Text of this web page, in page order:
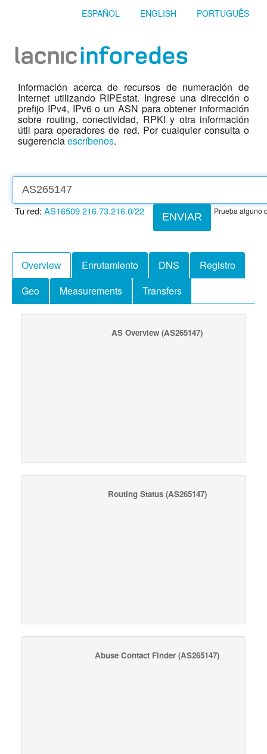
ESPAÑOL ENGLISH PORTUGUÊS
Información acerca de recursos de numeración de
Internet utilizando RIPEstat. Ingrese una dirección o
prefijo IPv4, IPv6 o un ASN para obtener información
sobre routing, conectividad, RPKI y otra información
útil para operadores de red. Por cualquier consulta o
sugerenciaescríbenos.
ENVIAR
Tu red: AS16509216.73.216.0/22 Prueba alguno
Overview Enrutamiento DNS
Registro
Geo
Measurements Transfers
AS Overview (AS265147)
Routing Status(AS265147)
Abuse Contact Finder (AS265147)